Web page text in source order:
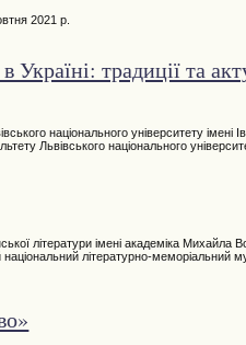
2021 р.
традиції та
національного університету імені
Львівського національного
літератури імені академіка Михайла
літературно-меморіальний